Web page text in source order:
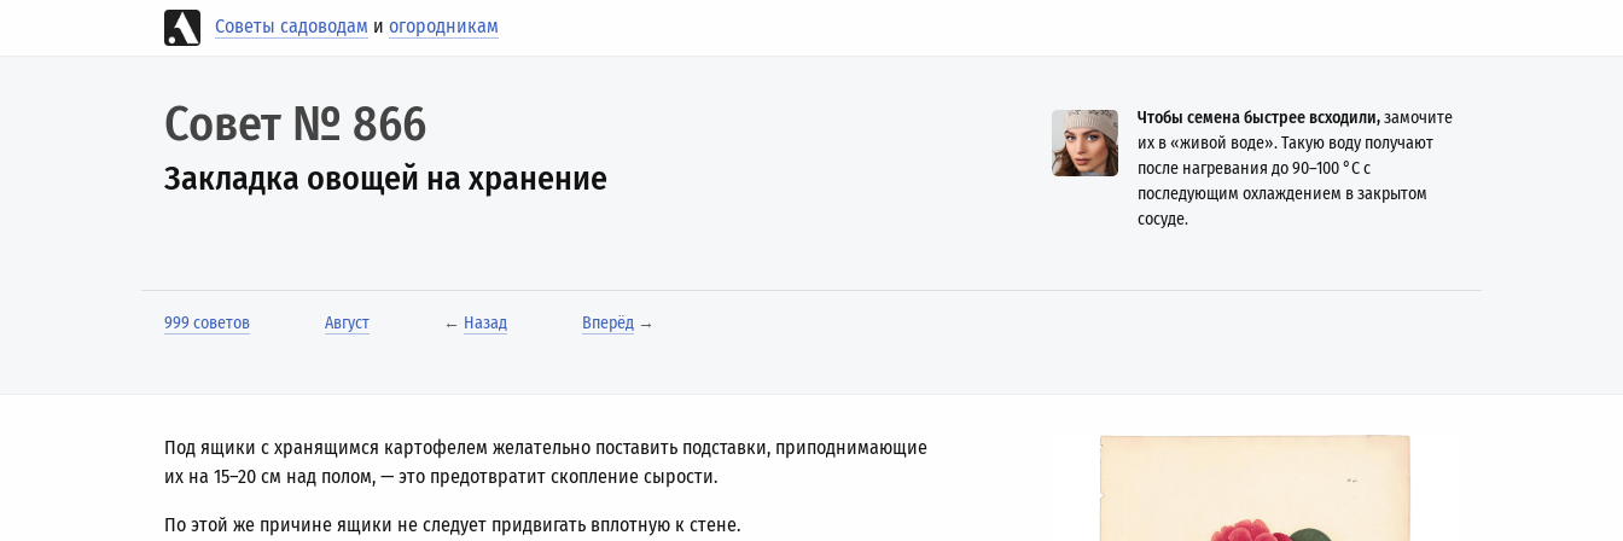
Советы садоводам иогородникам
Совет № 866
Закладка овощей на хранение
Чтобы семена быстрее всходили,замочите
их в «живой воде». Такую воду получают
после нагревания до90–100°C с
последующим охлаждением в закрытом
сосуде.
999 советов Август ← Назад Вперёд→
Под ящики с хранящимся картофелем желательно поставить подставки, приподнимающие
их на15–20 см над полом, — это предотвратит скопление сырости.
По этой же причине ящики не следует придвигать вплотную к стене.